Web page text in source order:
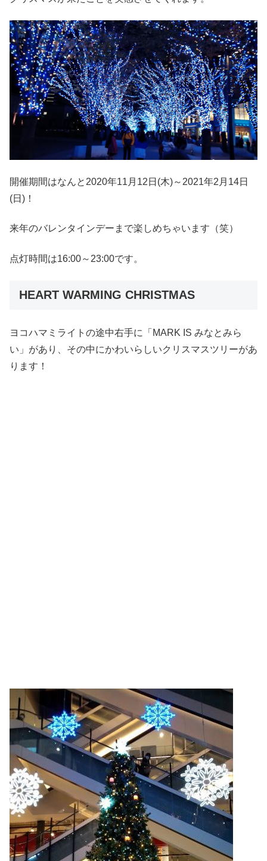
開催期間はなんと2020年11月12日(木)～2021年2月14日
(日)！
来年のバレンタインデーまで楽しめちゃいます（笑）
点灯時間は16:00～23:00です。
HEART WARMING CHRISTMAS
ヨコハマミライトの途中右手に「MARK IS みなとみら
い」があり、その中にかわいらしいクリスマスツリーがあ
ります！